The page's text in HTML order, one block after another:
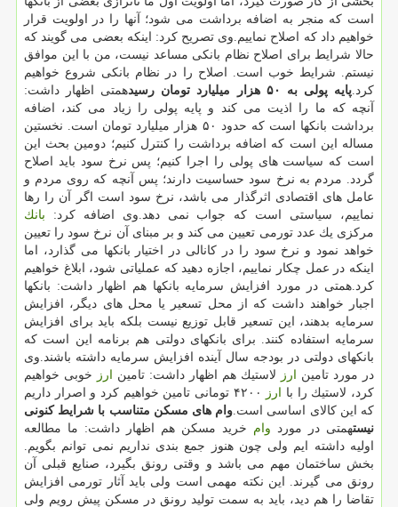
است كه منجر به اضافه برداشت می شود؛ آنها را در اولویت قرار
خواهیم داد كه اصلاح نماییم.وی تصریح كرد: اینكه بعضی می گویند كه
حالا شرایط برای اصلاح نظام بانكی مساعد نیست، من با این موافق
نیستم. شرایط خوب است. اصلاح را در نظام بانكی شروع خواهیم
كرد. پایه پولی به ۵۰ هزار میلیارد تومان رسید
همتی اظهار داشت:
آنچه كه ما را اذیت می كند و پایه پولی را زیاد می كند، اضافه
برداشت بانكها است كه حدود ۵۰ هزار میلیارد تومان است. نخستین
مساله این است كه اضافه برداشت را كنترل كنیم؛ دومین بحث این
است كه سیاست های پولی را اجرا كنیم؛ پس نرخ سود باید اصلاح
گردد. مردم به نرخ سود حساسیت دارند؛ پس آنچه كه روی مردم و
عامل های اقتصادی اثرگذار می باشد، نرخ سود است اگر آن را رها
نماییم، سیاستی است كه جواب نمی دهد.وی اضافه كرد: بانك
مركزی یك عدد تورمی تعیین می كند و بر مبنای آن نرخ سود را تعیین
خواهد نمود و نرخ سود را در كانالی در اختیار بانكها می گذارد، اما
اینكه در عمل چكار نماییم، اجازه دهید كه عملیاتی شود، ابلاغ خواهیم
كرد.همتی در مورد افزایش سرمایه بانكها هم اظهار داشت: بانكها
اجبار خواهند داشت كه از محل تسعیر یا محل های دیگر، افزایش
سرمایه بدهند، این تسعیر قابل توزیع نیست بلكه باید برای افزایش
سرمایه استفاده كنند. برای بانكهای دولتی هم برنامه این است كه
بانكهای دولتی در بودجه سال آینده افزایش سرمایه داشته باشند.وی
در مورد تامین ارز لاستیك هم اظهار داشت: تامین ارز
خوبی خواهیم
كرد، لاستیك را با ارز
۴۲۰۰ تومانی تامین خواهیم كرد و اصرار داریم
كه این كالای اساسی است. وام های مسكن متناسب با شرایط كنونی
نیستهمتی در مورد وام خرید مسكن هم اظهار داشت: ما مطالعه
اولیه داشته ایم ولی چون هنوز جمع بندی نداریم نمی توانم بگویم.
بخش ساختمان مهم می باشد و وقتی رونق بگیرد، صنایع قبلی آن
رونق می گیرند. این نكته مهمی است ولی باید آثار تورمی افزایش
تقاضا را هم دید، باید به سمت تولید رونق در مسكن پیش رویم ولی